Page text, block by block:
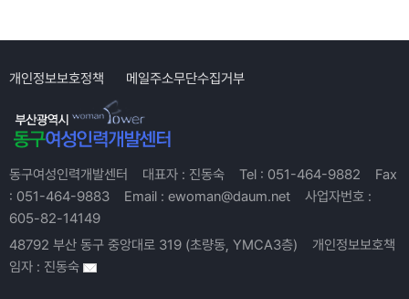
개인정보보호정책 메일주소무단수집거부
동구여성인력개발센터 대표자 : 진동숙 Tel : 051-464-9882
Fax
: 051-464-9883 Email : ewoman@daum.net
사업자번호 :
605-82-14149
48792 부산 동구 중앙대로 319 (초량동, YMCA3층)
개인정보보호책
임자 : 진동숙